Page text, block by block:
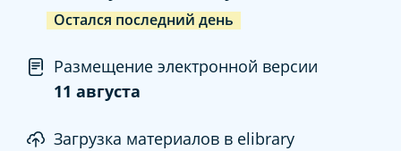
Остался последний день
Размещение электронной версии
11 августа
Загрузка материалов в elibrary